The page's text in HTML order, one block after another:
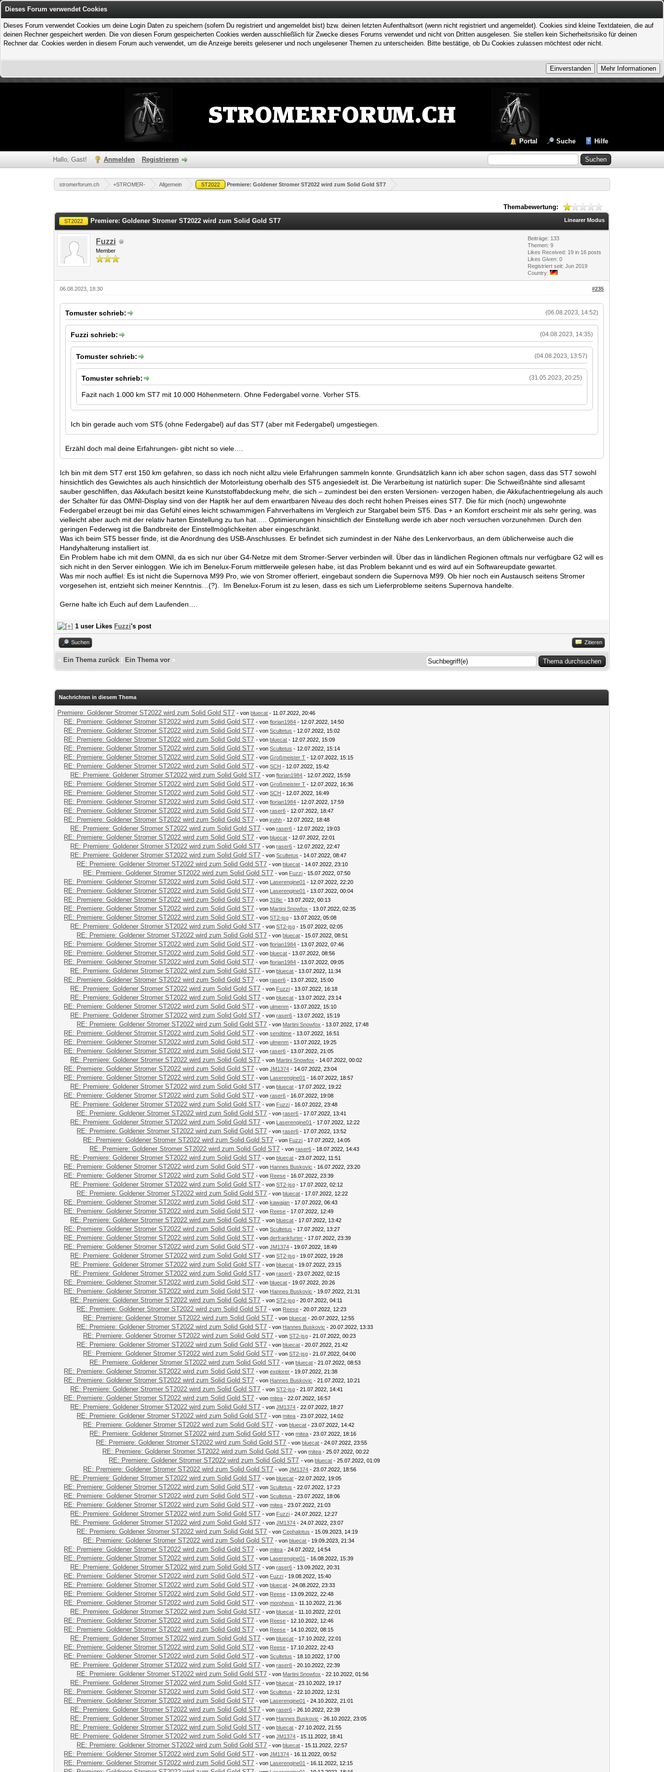
Dieses Forum verwendet Cookies
Dieses Forum verwendet Cookies um deine Login Daten zu speichern (sofern Du registriert und angemeldet bist) bzw. deinen letzten Aufenthaltsort (wenn nicht registriert und angemeldet). Cookies sind kleine Textdateien, die auf
deinen Rechner gespeichert werden. Die von diesen Forum gespeicherten Cookies werden ausschließlich für Zwecke dieses Forums verwendet und nicht von Dritten ausgelesen. Sie stellen kein Sicherheitsrisiko für deinen
Rechner dar. Cookies werden in diesem Forum auch verwendet, um die Anzeige bereits gelesener und noch ungelesener Themen zu unterscheiden. Bitte bestätige, ob Du Cookies zulassen möchtest oder nicht.
Portal Suche Hilfe
Hallo, Gast! Anmelden Registrieren
stromerforum.ch +STROMER- Allgemein ST2022 Premiere: Goldener Stromer ST2022 wird zum Solid Gold ST7
Themabewertung:
Linearer Modus
ST2022 Premiere: Goldener Stromer ST2022 wird zum Solid Gold ST7
Fuzzi
Member
Beiträge: 133
Themen: 9
Likes Received: 19 in 16 posts
Likes Given: 0
Registriert seit: Jun 2019
Country:
#235
06.08.2023, 18:30
(06.08.2023, 14:52)
Tomuster schrieb:
(04.08.2023, 14:35)
Fuzzi schrieb:
(04.08.2023, 13:57)
Tomuster schrieb:
(31.05.2023, 20:25)
Tomuster schrieb:
Fazit nach 1.000 km ST7 mit 10.000 Höhenmetern. Ohne Federgabel vorne. Vorher ST5.
Ich bin gerade auch vom ST5 (ohne Federgabel) auf das ST7 (aber mit Federgabel) umgestiegen.
Erzähl doch mal deine Erfahrungen- gibt nicht so viele….
Ich bin mit dem ST7 erst 150 km gefahren, so dass ich noch nicht allzu viele Erfahrungen sammeln konnte. Grundsätzlich kann ich aber schon sagen, dass das ST7 sowohl
hinsichtlich des Gewichtes als auch hinsichtlich der Motorleistung oberhalb des ST5 angesiedelt ist. Die Verarbeitung ist natürlich super: Die Schweißnähte sind allesamt
sauber geschliffen, das Akkufach besitzt keine Kunststoffabdeckung mehr, die sich – zumindest bei den ersten Versionen- verzogen haben, die Akkufachentriegelung als auch
der Schalter für das OMNI-Display sind von der Haptik her auf dem erwartbaren Niveau des doch recht hohen Preises eines ST7. Die für mich (noch) ungewohnte
Federgabel erzeugt bei mir das Gefühl eines leicht schwammigen Fahrverhaltens im Vergleich zur Stargabel beim ST5. Das + an Komfort erscheint mir als sehr gering, was
vielleicht aber auch mit der relativ harten Einstellung zu tun hat….. Optimierungen hinsichtlich der Einstellung werde ich aber noch versuchen vorzunehmen. Durch den
geringen Federweg ist die Bandbreite der Einstellmöglichkeiten aber eingeschränkt.
Was ich beim ST5 besser finde, ist die Anordnung des USB-Anschlusses. Er befindet sich zumindest in der Nähe des Lenkervorbaus, an dem üblicherweise auch die
Handyhalterung installiert ist.
Ein Problem habe ich mit dem OMNI, da es sich nur über G4-Netze mit dem Stromer-Server verbinden will. Über das in ländlichen Regionen oftmals nur verfügbare G2 will es
sich nicht in den Server einloggen. Wie ich im Benelux-Forum mittlerweile gelesen habe, ist das Problem bekannt und es wird auf ein Softwareupdate gewartet.
Was mir noch auffiel: Es ist nicht die Supernova M99 Pro, wie von Stromer offeriert, eingebaut sondern die Supernova M99. Ob hier noch ein Austausch seitens Stromer
vorgesehen ist, entzieht sich meiner Kenntnis…(?). Im Benelux-Forum ist zu lesen, dass es sich um Lieferprobleme seitens Supernova handelte.
Gerne halte ich Euch auf dem Laufenden….
1 user Likes Fuzzi's post
Suchen Zitieren
« Ein Thema zurück Ein Thema vor »
Nachrichten in diesem Thema
Premiere: Goldener Stromer ST2022 wird zum Solid Gold ST7 - vonbluecat - 11.07.2022, 20:46
RE: Premiere: Goldener Stromer ST2022 wird zum Solid Gold ST7 - vonflorian1984 - 12.07.2022, 14:50
RE: Premiere: Goldener Stromer ST2022 wird zum Solid Gold ST7 - vonScultetus - 12.07.2022, 15:02
RE: Premiere: Goldener Stromer ST2022 wird zum Solid Gold ST7 - vonbluecat - 12.07.2022, 15:09
RE: Premiere: Goldener Stromer ST2022 wird zum Solid Gold ST7 - vonScultetus - 12.07.2022, 15:14
RE: Premiere: Goldener Stromer ST2022 wird zum Solid Gold ST7 - vonGroßmeister T - 12.07.2022, 15:15
RE: Premiere: Goldener Stromer ST2022 wird zum Solid Gold ST7 - vonSCH - 12.07.2022, 15:42
RE: Premiere: Goldener Stromer ST2022 wird zum Solid Gold ST7 - vonflorian1984 - 12.07.2022, 15:59
RE: Premiere: Goldener Stromer ST2022 wird zum Solid Gold ST7 - vonGroßmeister T - 12.07.2022, 16:36
RE: Premiere: Goldener Stromer ST2022 wird zum Solid Gold ST7 - vonSCH - 12.07.2022, 16:49
RE: Premiere: Goldener Stromer ST2022 wird zum Solid Gold ST7 - vonflorian1984 - 12.07.2022, 17:59
RE: Premiere: Goldener Stromer ST2022 wird zum Solid Gold ST7 - vonraser6 - 12.07.2022, 18:47
RE: Premiere: Goldener Stromer ST2022 wird zum Solid Gold ST7 - vonjrohh - 12.07.2022, 18:48
RE: Premiere: Goldener Stromer ST2022 wird zum Solid Gold ST7 - vonraser6 - 12.07.2022, 19:03
RE: Premiere: Goldener Stromer ST2022 wird zum Solid Gold ST7 - vonbluecat - 12.07.2022, 22:01
RE: Premiere: Goldener Stromer ST2022 wird zum Solid Gold ST7 - vonraser6 - 12.07.2022, 22:47
RE: Premiere: Goldener Stromer ST2022 wird zum Solid Gold ST7 - vonScultetus - 14.07.2022, 08:47
RE: Premiere: Goldener Stromer ST2022 wird zum Solid Gold ST7 - vonbluecat - 14.07.2022, 23:10
RE: Premiere: Goldener Stromer ST2022 wird zum Solid Gold ST7 - von Fuzzi - 15.07.2022, 07:50
RE: Premiere: Goldener Stromer ST2022 wird zum Solid Gold ST7 - von Laserengine01 - 12.07.2022, 22:20
RE: Premiere: Goldener Stromer ST2022 wird zum Solid Gold ST7 - von Laserengine01 - 13.07.2022, 00:04
RE: Premiere: Goldener Stromer ST2022 wird zum Solid Gold ST7 - von318ic - 13.07.2022, 00:13
RE: Premiere: Goldener Stromer ST2022 wird zum Solid Gold ST7 - von Martini Snowfox - 13.07.2022, 02:35
RE: Premiere: Goldener Stromer ST2022 wird zum Solid Gold ST7 - vonST2-jsg - 13.07.2022, 05:08
RE: Premiere: Goldener Stromer ST2022 wird zum Solid Gold ST7 - vonST2-jsg - 15.07.2022, 02:05
RE: Premiere: Goldener Stromer ST2022 wird zum Solid Gold ST7 - vonbluecat - 15.07.2022, 08:51
RE: Premiere: Goldener Stromer ST2022 wird zum Solid Gold ST7 - vonflorian1984 - 13.07.2022, 07:46
RE: Premiere: Goldener Stromer ST2022 wird zum Solid Gold ST7 - vonbluecat - 13.07.2022, 08:56
RE: Premiere: Goldener Stromer ST2022 wird zum Solid Gold ST7 - vonflorian1984 - 13.07.2022, 09:05
RE: Premiere: Goldener Stromer ST2022 wird zum Solid Gold ST7 - vonbluecat - 13.07.2022, 11:34
RE: Premiere: Goldener Stromer ST2022 wird zum Solid Gold ST7 - vonraser6 - 13.07.2022, 15:00
RE: Premiere: Goldener Stromer ST2022 wird zum Solid Gold ST7 - von Fuzzi - 13.07.2022, 16:18
RE: Premiere: Goldener Stromer ST2022 wird zum Solid Gold ST7 - vonbluecat - 13.07.2022, 23:14
RE: Premiere: Goldener Stromer ST2022 wird zum Solid Gold ST7 - vonulmenm - 13.07.2022, 15:10
RE: Premiere: Goldener Stromer ST2022 wird zum Solid Gold ST7 - vonraser6 - 13.07.2022, 15:19
RE: Premiere: Goldener Stromer ST2022 wird zum Solid Gold ST7 - von Martini Snowfox - 13.07.2022, 17:48
RE: Premiere: Goldener Stromer ST2022 wird zum Solid Gold ST7 - vonsendtime - 13.07.2022, 16:51
RE: Premiere: Goldener Stromer ST2022 wird zum Solid Gold ST7 - vonulmenm - 13.07.2022, 19:25
RE: Premiere: Goldener Stromer ST2022 wird zum Solid Gold ST7 - vonraser6 - 13.07.2022, 21:05
RE: Premiere: Goldener Stromer ST2022 wird zum Solid Gold ST7 - von Martini Snowfox - 14.07.2022, 00:02
RE: Premiere: Goldener Stromer ST2022 wird zum Solid Gold ST7 - vonJM1374 - 14.07.2022, 23:04
RE: Premiere: Goldener Stromer ST2022 wird zum Solid Gold ST7 - von Laserengine01 - 16.07.2022, 18:57
RE: Premiere: Goldener Stromer ST2022 wird zum Solid Gold ST7 - vonbluecat - 17.07.2022, 19:22
RE: Premiere: Goldener Stromer ST2022 wird zum Solid Gold ST7 - vonraser6 - 16.07.2022, 19:08
RE: Premiere: Goldener Stromer ST2022 wird zum Solid Gold ST7 - von Fuzzi - 16.07.2022, 23:48
RE: Premiere: Goldener Stromer ST2022 wird zum Solid Gold ST7 - vonraser6 - 17.07.2022, 13:41
RE: Premiere: Goldener Stromer ST2022 wird zum Solid Gold ST7 - von Laserengine01 - 17.07.2022, 12:22
RE: Premiere: Goldener Stromer ST2022 wird zum Solid Gold ST7 - vonraser6 - 17.07.2022, 13:52
RE: Premiere: Goldener Stromer ST2022 wird zum Solid Gold ST7 - von Fuzzi - 17.07.2022, 14:05
RE: Premiere: Goldener Stromer ST2022 wird zum Solid Gold ST7 - vonraser6 - 18.07.2022, 14:43
RE: Premiere: Goldener Stromer ST2022 wird zum Solid Gold ST7 - vonbluecat - 23.07.2022, 11:51
RE: Premiere: Goldener Stromer ST2022 wird zum Solid Gold ST7 - von Hannes Buskovic - 16.07.2022, 23:20
RE: Premiere: Goldener Stromer ST2022 wird zum Solid Gold ST7 - von Reese - 16.07.2022, 23:39
RE: Premiere: Goldener Stromer ST2022 wird zum Solid Gold ST7 - vonST2-jsg - 17.07.2022, 02:12
RE: Premiere: Goldener Stromer ST2022 wird zum Solid Gold ST7 - vonbluecat - 17.07.2022, 12:22
RE: Premiere: Goldener Stromer ST2022 wird zum Solid Gold ST7 - vonkawajan - 17.07.2022, 06:43
RE: Premiere: Goldener Stromer ST2022 wird zum Solid Gold ST7 - von Reese - 17.07.2022, 12:49
RE: Premiere: Goldener Stromer ST2022 wird zum Solid Gold ST7 - vonbluecat - 17.07.2022, 13:42
RE: Premiere: Goldener Stromer ST2022 wird zum Solid Gold ST7 - vonScultetus - 17.07.2022, 13:27
RE: Premiere: Goldener Stromer ST2022 wird zum Solid Gold ST7 - vonderfrankfurter - 17.07.2022, 23:39
RE: Premiere: Goldener Stromer ST2022 wird zum Solid Gold ST7 - vonJM1374 - 19.07.2022, 18:49
RE: Premiere: Goldener Stromer ST2022 wird zum Solid Gold ST7 - vonST2-jsg - 19.07.2022, 19:28
RE: Premiere: Goldener Stromer ST2022 wird zum Solid Gold ST7 - vonbluecat - 19.07.2022, 23:15
RE: Premiere: Goldener Stromer ST2022 wird zum Solid Gold ST7 - vonraser6 - 23.07.2022, 02:15
RE: Premiere: Goldener Stromer ST2022 wird zum Solid Gold ST7 - vonbluecat - 19.07.2022, 20:26
RE: Premiere: Goldener Stromer ST2022 wird zum Solid Gold ST7 - von Hannes Buskovic - 19.07.2022, 21:31
RE: Premiere: Goldener Stromer ST2022 wird zum Solid Gold ST7 - vonST2-jsg - 20.07.2022, 04:11
RE: Premiere: Goldener Stromer ST2022 wird zum Solid Gold ST7 - von Reese - 20.07.2022, 12:23
RE: Premiere: Goldener Stromer ST2022 wird zum Solid Gold ST7 - vonbluecat - 20.07.2022, 12:55
RE: Premiere: Goldener Stromer ST2022 wird zum Solid Gold ST7 - von Hannes Buskovic - 20.07.2022, 13:33
RE: Premiere: Goldener Stromer ST2022 wird zum Solid Gold ST7 - vonST2-jsg - 21.07.2022, 00:23
RE: Premiere: Goldener Stromer ST2022 wird zum Solid Gold ST7 - vonbluecat - 20.07.2022, 21:42
RE: Premiere: Goldener Stromer ST2022 wird zum Solid Gold ST7 - vonST2-jsg - 21.07.2022, 04:00
RE: Premiere: Goldener Stromer ST2022 wird zum Solid Gold ST7 - vonbluecat - 21.07.2022, 08:53
RE: Premiere: Goldener Stromer ST2022 wird zum Solid Gold ST7 - vonexplorer - 19.07.2022, 21:38
RE: Premiere: Goldener Stromer ST2022 wird zum Solid Gold ST7 - von Hannes Buskovic - 21.07.2022, 10:21
RE: Premiere: Goldener Stromer ST2022 wird zum Solid Gold ST7 - vonST2-jsg - 21.07.2022, 14:41
RE: Premiere: Goldener Stromer ST2022 wird zum Solid Gold ST7 - vonmitea - 22.07.2022, 16:57
RE: Premiere: Goldener Stromer ST2022 wird zum Solid Gold ST7 - vonJM1374 - 22.07.2022, 18:27
RE: Premiere: Goldener Stromer ST2022 wird zum Solid Gold ST7 - vonmitea - 23.07.2022, 14:02
RE: Premiere: Goldener Stromer ST2022 wird zum Solid Gold ST7 - vonbluecat - 23.07.2022, 14:42
RE: Premiere: Goldener Stromer ST2022 wird zum Solid Gold ST7 - vonmitea - 23.07.2022, 18:16
RE: Premiere: Goldener Stromer ST2022 wird zum Solid Gold ST7 - vonbluecat - 24.07.2022, 23:55
RE: Premiere: Goldener Stromer ST2022 wird zum Solid Gold ST7 - vonmitea - 25.07.2022, 00:22
RE: Premiere: Goldener Stromer ST2022 wird zum Solid Gold ST7 - vonbluecat - 25.07.2022, 01:09
RE: Premiere: Goldener Stromer ST2022 wird zum Solid Gold ST7 - vonJM1374 - 23.07.2022, 18:56
RE: Premiere: Goldener Stromer ST2022 wird zum Solid Gold ST7 - vonbluecat - 22.07.2022, 19:05
RE: Premiere: Goldener Stromer ST2022 wird zum Solid Gold ST7 - vonScultetus - 22.07.2022, 17:23
RE: Premiere: Goldener Stromer ST2022 wird zum Solid Gold ST7 - vonScultetus - 23.07.2022, 18:06
RE: Premiere: Goldener Stromer ST2022 wird zum Solid Gold ST7 - vonmitea - 23.07.2022, 21:03
RE: Premiere: Goldener Stromer ST2022 wird zum Solid Gold ST7 - von Fuzzi - 24.07.2022, 12:27
RE: Premiere: Goldener Stromer ST2022 wird zum Solid Gold ST7 - vonJM1374 - 24.07.2022, 23:07
RE: Premiere: Goldener Stromer ST2022 wird zum Solid Gold ST7 - vonCephalotus - 15.09.2023, 14:19
RE: Premiere: Goldener Stromer ST2022 wird zum Solid Gold ST7 - vonbluecat - 19.09.2023, 21:34
RE: Premiere: Goldener Stromer ST2022 wird zum Solid Gold ST7 - vonmitea - 24.07.2022, 14:54
RE: Premiere: Goldener Stromer ST2022 wird zum Solid Gold ST7 - von Laserengine01 - 16.08.2022, 15:39
RE: Premiere: Goldener Stromer ST2022 wird zum Solid Gold ST7 - vonraser6 - 13.09.2022, 20:31
RE: Premiere: Goldener Stromer ST2022 wird zum Solid Gold ST7 - von Fuzzi - 19.08.2022, 15:40
RE: Premiere: Goldener Stromer ST2022 wird zum Solid Gold ST7 - vonbluecat - 24.08.2022, 23:33
RE: Premiere: Goldener Stromer ST2022 wird zum Solid Gold ST7 - von Reese - 13.09.2022, 22:48
RE: Premiere: Goldener Stromer ST2022 wird zum Solid Gold ST7 - vonmorpheus - 11.10.2022, 21:36
RE: Premiere: Goldener Stromer ST2022 wird zum Solid Gold ST7 - vonbluecat - 11.10.2022, 22:01
RE: Premiere: Goldener Stromer ST2022 wird zum Solid Gold ST7 - von Reese - 12.10.2022, 12:46
RE: Premiere: Goldener Stromer ST2022 wird zum Solid Gold ST7 - von Reese - 14.10.2022, 08:15
RE: Premiere: Goldener Stromer ST2022 wird zum Solid Gold ST7 - vonbluecat - 17.10.2022, 22:01
RE: Premiere: Goldener Stromer ST2022 wird zum Solid Gold ST7 - von Reese - 17.10.2022, 22:43
RE: Premiere: Goldener Stromer ST2022 wird zum Solid Gold ST7 - vonScultetus - 18.10.2022, 17:00
RE: Premiere: Goldener Stromer ST2022 wird zum Solid Gold ST7 - vonraser6 - 20.10.2022, 22:39
RE: Premiere: Goldener Stromer ST2022 wird zum Solid Gold ST7 - von Martini Snowfox - 22.10.2022, 01:56
RE: Premiere: Goldener Stromer ST2022 wird zum Solid Gold ST7 - vonbluecat - 23.10.2022, 19:17
RE: Premiere: Goldener Stromer ST2022 wird zum Solid Gold ST7 - vonScultetus - 22.10.2022, 12:31
RE: Premiere: Goldener Stromer ST2022 wird zum Solid Gold ST7 - von Laserengine01 - 24.10.2022, 21:01
RE: Premiere: Goldener Stromer ST2022 wird zum Solid Gold ST7 - vonraser6 - 26.10.2022, 22:39
RE: Premiere: Goldener Stromer ST2022 wird zum Solid Gold ST7 - von Hannes Buskovic - 26.10.2022, 23:05
RE: Premiere: Goldener Stromer ST2022 wird zum Solid Gold ST7 - vonbluecat - 27.10.2022, 21:55
RE: Premiere: Goldener Stromer ST2022 wird zum Solid Gold ST7 - vonJM1374 - 15.11.2022, 18:41
RE: Premiere: Goldener Stromer ST2022 wird zum Solid Gold ST7 - vonbluecat - 15.11.2022, 22:57
RE: Premiere: Goldener Stromer ST2022 wird zum Solid Gold ST7 - vonJM1374 - 16.11.2022, 00:52
RE: Premiere: Goldener Stromer ST2022 wird zum Solid Gold ST7 - von Laserengine01 - 16.11.2022, 12:15